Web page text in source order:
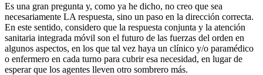
Es una gran pregunta y, como ya he dicho, no creo que sea
necesariamente LA respuesta, sino un paso en la dirección correcta.
En este sentido, considero que la respuesta conjunta y la atención
sanitaria integrada móvil son el futuro de las fuerzas del orden en
algunos aspectos, en los que tal vez haya un clínico y/o paramédico
o enfermero en cada turno para cubrir esa necesidad, en lugar de
esperar que los agentes lleven otro sombrero más.